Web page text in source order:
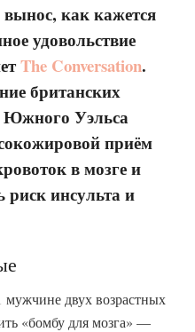
как кажется
удовольствие
The Conversation.
британских
Южного Уэльса
приём
в мозге и
риск инсульта и
двух возрастных
«бомбу для мозга» —